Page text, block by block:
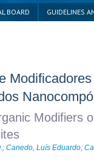
BOARD GUIDELINES
Modifiers
; Canedo, Luís Eduardo;